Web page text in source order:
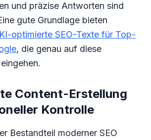
und präzise Antworten sind
gute Grundlage bieten
KI-optimierte SEO-Texte für Top-
, die genau auf diese
Content-Erstellung
Kontrolle
Bestandteil moderner SEO